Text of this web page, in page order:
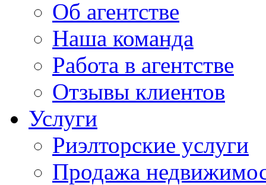
Об агентстве
Наша команда
Работа в агентстве
Отзывы клиентов
Услуги
Риэлторские услуги
Продажа